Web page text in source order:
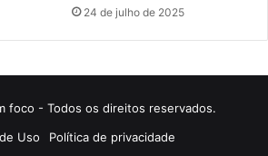
24 de julho de 2025
foco - Todos os direitos reservados.
Uso
Política de privacidade